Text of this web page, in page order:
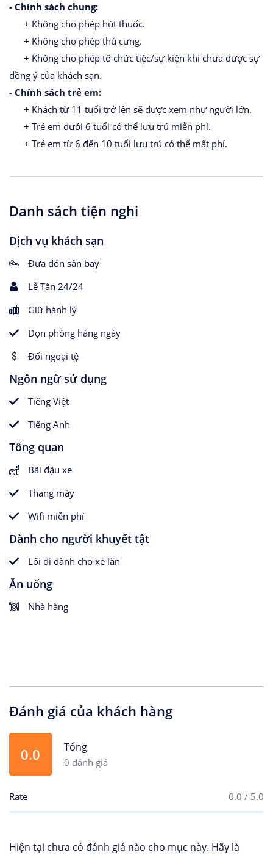
- Chính sách chung:
+ Không cho phép hút thuốc.
+ Không cho phép thú cưng.
+ Không cho phép tổ chức tiệc/sự kiện khi chưa được sự
đồng ý của khách sạn.
- Chính sách trẻ em:
+ Khách từ 11 tuổi trở lên sẽ được xem như người lớn.
+ Trẻ em dưới 6 tuổi có thể lưu trú miễn phí.
+ Trẻ em từ 6 đến 10 tuổi lưu trú có thể mất phí.
Danh sách tiện nghi
Dịch vụ khách sạn
Đưa đón sân bay
Lễ Tân 24/24
Giữ hành lý
Dọn phòng hàng ngày
Đổi ngoại tệ
Ngôn ngữ sử dụng
Tiếng Việt
Tiếng Anh
Tổng quan
Bãi đậu xe
Thang máy
Wifi miễn phí
Dành cho người khuyết tật
Lối đi dành cho xe lăn
Ăn uống
Nhà hàng
Đánh giá của khách hàng
0.0 Tổng
0 đánh giá
Rate 0.0 / 5.0
Hiện tại chưa có đánh giá nào cho mục này. Hãy là